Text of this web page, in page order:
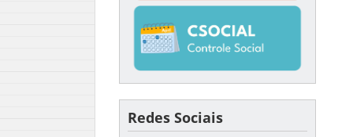
Redes Sociais